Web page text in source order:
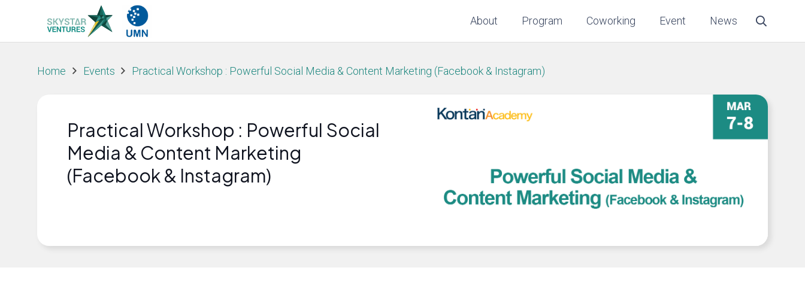
About Program Coworking Event News
Home Events Practical Workshop : Powerful Social Media & Content Marketing (Facebook & Instagram)
Practical Workshop : Powerful Social
Media & Content Marketing
(Facebook & Instagram)